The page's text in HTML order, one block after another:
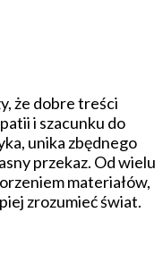
że dobre treści
i szacunku do
unika zbędnego
przekaz. Od wielu
materiałów,
zrozumieć świat.